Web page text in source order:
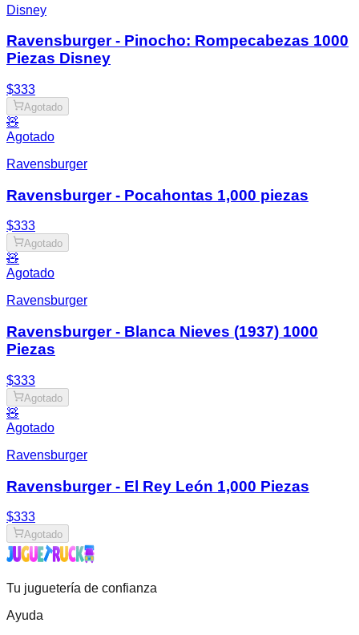
Disney
Ravensburger - Pinocho: Rompecabezas 1000
Piezas Disney
$333
Agotado
🧸
Agotado
Ravensburger
Ravensburger - Pocahontas 1,000 piezas
$333
Agotado
🧸
Agotado
Ravensburger
Ravensburger - Blanca Nieves (1937) 1000
Piezas
$333
Agotado
🧸
Agotado
Ravensburger
Ravensburger - El Rey León 1,000 Piezas
$333
Agotado
Tu juguetería de confianza
Ayuda